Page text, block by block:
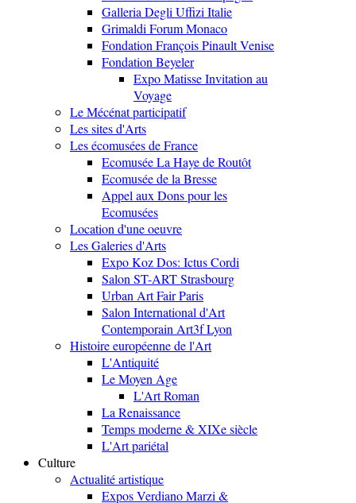
Galleria Degli Uffizi Italie
Grimaldi Forum Monaco
Fondation François Pinault Venise
Fondation Beyeler
Expo Matisse Invitation au
Voyage
Le Mécénat participatif
Les sites d'Arts
Les écomusées de France
Ecomusée La Haye de Routôt
Ecomusée de la Bresse
Appel aux Dons pour les
Ecomusées
Location d'une oeuvre
Les Galeries d'Arts
Expo Koz Dos: Ictus Cordi
Salon ST-ART Strasbourg
Urban Art Fair Paris
Salon International d'Art
Contemporain Art3f Lyon
Histoire européenne de l'Art
L'Antiquité
Le Moyen Age
L'Art Roman
La Renaissance
Temps moderne & XIXe siècle
L'Art pariétal
Culture
Actualité artistique
Expos Verdiano Marzi &